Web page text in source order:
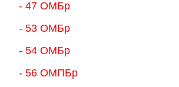
- 47 ОМБр
- 53 ОМБр
- 54 ОМБр
- 56 ОМПБр